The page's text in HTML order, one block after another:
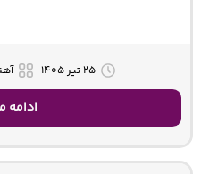
۲۵ تیر ۱۴۰۵
ادامه